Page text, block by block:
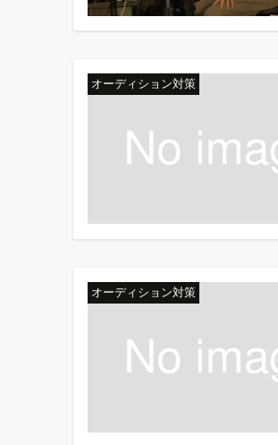
オーディション対策
オーディション対策